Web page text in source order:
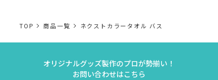
TOP 商品一覧 ネクストカラータオル バス
オリジナルグッズ製作のプロが勢揃い！
お問い合わせはこちら